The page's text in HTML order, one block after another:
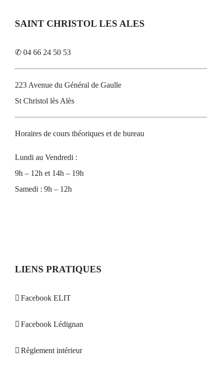
SAINT CHRISTOL LES ALES
✆ 04 66 24 50 53
223 Avenue du Général de Gaulle
St Christol lès Alès
Horaires de cours théoriques et de bureau
Lundi au Vendredi :
9h – 12h et 14h – 19h
Samedi : 9h – 12h
LIENS PRATIQUES
Facebook ELIT
Facebook Lédignan
Règlement intérieur